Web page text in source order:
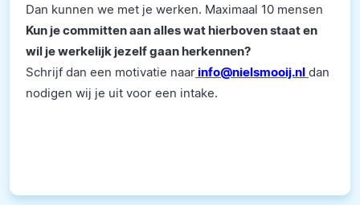
Dan kunnen we met je werken. Maximaal 10 mensen
Kun je committen aan alles wat hierboven staat en
wil je werkelijk jezelf gaan herkennen?
Schrijf dan een motivatie naarinfo@nielsmooij.nl dan
nodigen wij je uit voor een intake.